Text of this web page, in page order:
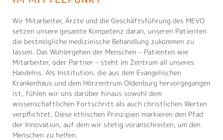
Wir Mitarbeiter, Ärzte und die Geschäftsführung des MEVO
setzen unsere gesamte Kompetenz daran, unseren Patienten
die bestmögliche medizinische Behandlung zukommen zu
lassen. Das Wohlergehen der Menschen – Patienten wie
Mitarbeiter, oder Partner – steht im Zentrum all unseres
Handelns. Als Institution, die aus dem Evangelischen
Krankenhaus und dem Hörzentrum Oldenburg hervorgegangen
ist, fühlen wir uns darüber hinaus sowohl dem
wissenschaftlichen Fortschritt als auch christlichen Werten
verpflichtet. Diese ethischen Prinzipien markieren den Pfad
der Innovation, auf dem wir stetig voranschreiten, um den
Menschen zu helfen.